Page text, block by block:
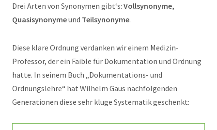
Drei Arten von Synonymen gibt‘s: Vollsynonyme,
Quasisynonymeund Teilsynonyme.
Diese klare Ordnung verdanken wir einem Medizin-
Professor, der ein Faible für Dokumentation und Ordnung
hatte. In seinem Buch „Dokumentations- und
Ordnungslehre“ hat Wilhelm Gaus nachfolgenden
Generationen diese sehr kluge Systematik geschenkt: